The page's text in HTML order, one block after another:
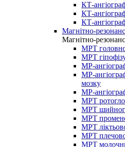
КТ-
КТ-
КТ-
Магнітно-
Магнітно-
МРТ
МРТ
МР-
МР-
мозку
МР-
МРТ
МРТ шийного
МРТ
МРТ
МРТ
МРТ